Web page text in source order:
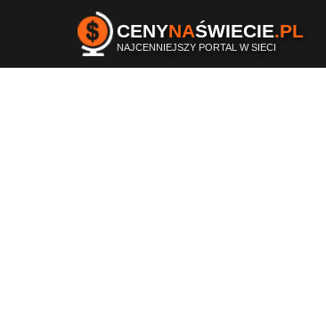
CENYNAŚWIECIE.PL
NAJCENNIEJSZY PORTAL W SIECI